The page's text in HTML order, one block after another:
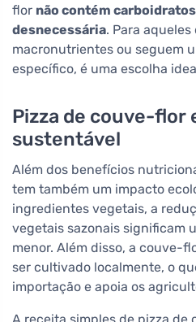
flor não contém
desnecessária. Para
macronutrientes ou seguem
específico, é uma escolha
Pizza de couve-flor
sustentável
Além dos benefícios
tem também um impacto
ingredientes vegetais, a
vegetais sazonais significam
menor. Além disso, a couve-
ser cultivado localmente, o
importação e apoia os